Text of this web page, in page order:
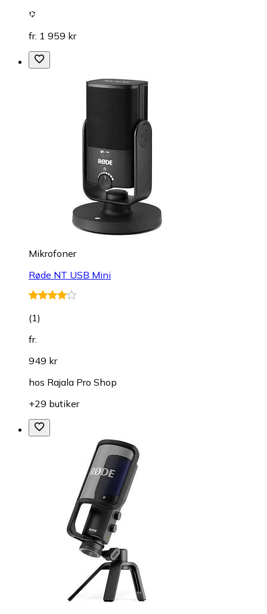
fr. 1 959 kr
Mikrofoner
Røde NT USB Mini
(1)
fr.
949 kr
hos Rajala Pro Shop
+29 butiker